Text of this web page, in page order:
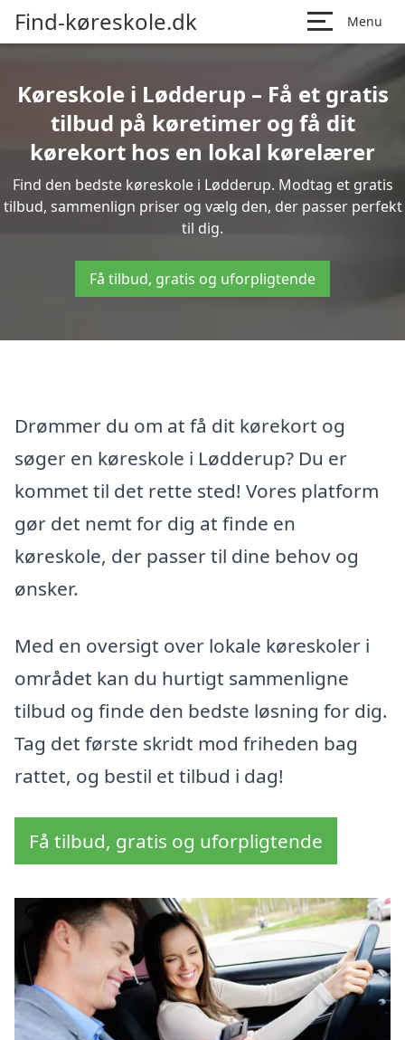
Find-køreskole.dk Menu
Køreskole i Lødderup – Få et gratis
tilbud på køretimer og få dit
kørekort hos en lokal kørelærer
Find den bedste køreskole i Lødderup. Modtag et gratis
tilbud, sammenlign priser og vælg den, der passer perfekt
til dig.
Få tilbud, gratis og uforpligtende
Drømmer du om at få dit kørekort og
søger en køreskole i Lødderup? Du er
kommet til det rette sted! Vores platform
gør det nemt for dig at finde en
køreskole, der passer til dine behov og
ønsker.
Med en oversigt over lokale køreskoler i
området kan du hurtigt sammenligne
tilbud og finde den bedste løsning for dig.
Tag det første skridt mod friheden bag
rattet, og bestil et tilbud i dag!
Få tilbud, gratis og uforpligtende